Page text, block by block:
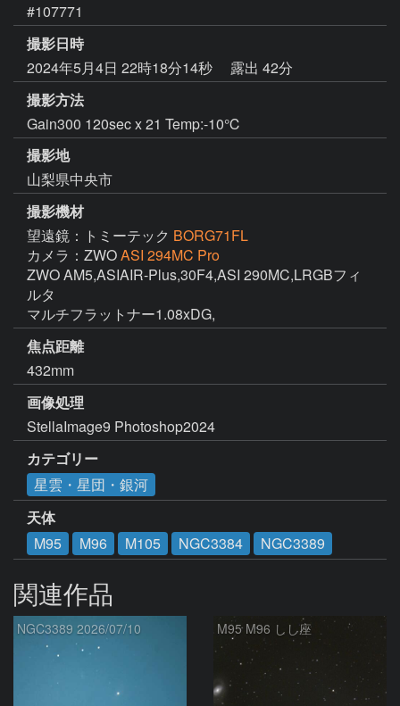
#107771
撮影日時
2024年5月4日 22時18分14秒
露出 42分
撮影方法
Gain300 120sec x 21 Temp:-10℃
撮影地
山梨県中央市
撮影機材
望遠鏡：トミーテック BORG71FL
カメラ：ZWOASI 294MC Pro
ZWO AM5,ASIAIR-Plus,30F4,ASI 290MC,LRGBフィ
ルタ
マルチフラットナー1.08xDG,
焦点距離
432mm
画像処理
StellaImage9 Photoshop2024
カテゴリー
星雲・星団・銀河
天体
M95
M96 M105 NGC3384 NGC3389
関連作品
NGC3389 2026/07/10 M95 M96 しし座